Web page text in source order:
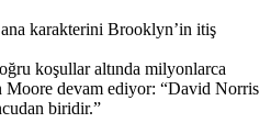
karakterini Brooklyn’in itiş
koşullar altında milyonlarca
Moore devam ediyor: “David Norris
biridir.”